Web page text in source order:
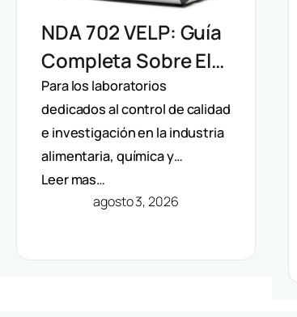
NDA 702 VELP: Guía
Completa Sobre El
Analizador De
Nitrógeno Y
Proteínas Por
Método Dumas
Para los laboratorios
dedicados al control de calidad
e investigación en la industria
alimentaria, química y…
Leer mas…
agosto 3, 2026